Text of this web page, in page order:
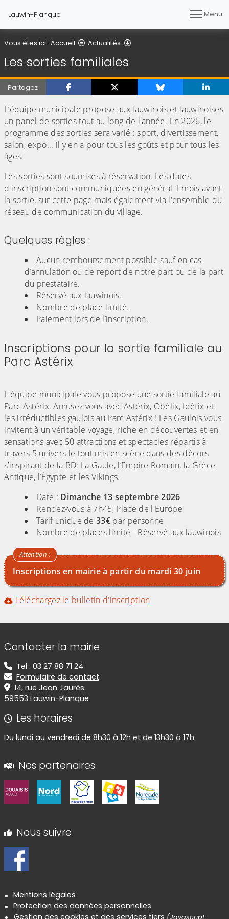
Lauwin-Planque Menu
Vous êtes ici : Accueil Actualités
Les sorties familiales
Partagez
L’équipe municipale propose aux lauwinois et lauwinoises
un panel de sorties tout au long de l'année. En 2026, le
programme des sorties sera varié : sport, divertissement,
salon, expo... il y en a pour tous les goûts et pour tous les
âges.
Les sorties sont soumises à réservation. Les dates
d'inscription sont communiquées en général 1 mois avant
la sortie, sur cette page mais également via l'ensemble du
réseau de communication du village.
Quelques règles :
Aucun remboursement possible sauf en cas
d’annulation ou de report de notre part ou de la part
du prestataire.
Réservé aux lauwinois.
Nombre de place limité.
Paiement lors de l’inscription.
Inscriptions pour la sortie familiale au
Parc Astérix
L'équipe municipale vous propose une sortie familiale au
Parc Astérix. Amusez vous avec Astérix, Obélix, Idéfix et
les irréductibles gaulois au Parc Astérix ! Les Gaulois vous
invitent à un véritable voyage, riche en découvertes et en
sensations avec 50 attractions et spectacles répartis à
travers 5 univers le tout mis en scène dans des décors
s’inspirant de la BD: La Gaule, l’Empire Romain, la Grèce
Antique, l’Égypte et les Vikings.
Date : Dimanche 13 septembre 2026
Rendez-vous à 7h45, Place de l'Europe
Tarif unique de33€ par personne
Nombre de places limité - Réservé aux lauwinois
Inscriptions en mairie à partir du mardi 30 juin
Téléchargez le bulletin d'inscription
Informations de contact
Contacter la mairie
Tel : 03 27 88 71 24
Formulaire de contact
14, rue Jean Jaurès
59553 Lauwin-Planque
Les horaires
Du lundi au vendredi de 8h30 à 12h et de 13h30 à 17h
Nos partenaires
Nous suivre
Informations réglementaires
Mentions légales
Protection des données personnelles